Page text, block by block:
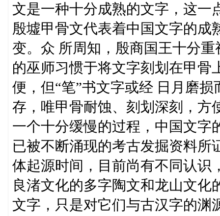
文是一种十分成熟的文字，这一
殷墟甲骨文代表着中国文字的成
变。众 所周知，殷商国王十分
的巫师习惯于将文字刻划在甲骨
便，但“笔”书文字或经 日月磨
存，唯甲骨耐蚀、刻划深刻，方
一个十分缓慢的过程，中国文字
已被不断涌现的考古发掘资料所
体起源时间，目前尚有不同认识
良渚文化的多字陶文和龙山文
文字，只是对它们与古汉字的渊